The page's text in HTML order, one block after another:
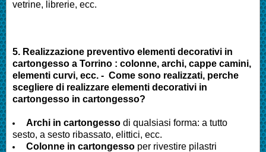
vetrine, librerie, ecc.
5. Realizzazione preventivo elementi decorativi in
cartongesso a Torrino : colonne, archi, cappe camini,
elementi curvi, ecc. - Come sono realizzati, perche
scegliere di realizzare elementi decorativi in
cartongesso in cartongesso?
Archi in cartongesso di qualsiasi forma: a tutto
sesto, a sesto ribassato, elittici, ecc.
Colonne in cartongesso per rivestire pilastri